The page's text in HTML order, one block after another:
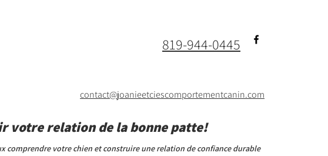
819-944-0445
contact@joanieetciescomportementcanin.com
votre relation de la bonne patte!
comprendre votre chien et construire une relation de confiance durable